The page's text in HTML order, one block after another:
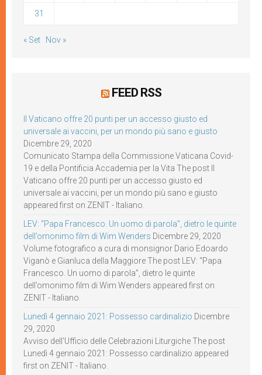
31
« Set Nov »
FEED RSS
Il Vaticano offre 20 punti per un accesso giusto ed
universale ai vaccini, per un mondo più sano e giusto
Dicembre 29, 2020
Comunicato Stampa della Commissione Vaticana Covid-
19 e della Pontificia Accademia per la Vita The post Il
Vaticano offre 20 punti per un accesso giusto ed
universale ai vaccini, per un mondo più sano e giusto
appeared first on ZENIT - Italiano.
LEV: “Papa Francesco. Un uomo di parola”, dietro le quinte
dell’omonimo film di Wim Wenders Dicembre 29, 2020
Volume fotografico a cura di monsignor Dario Edoardo
Viganò e Gianluca della Maggiore The post LEV: “Papa
Francesco. Un uomo di parola”, dietro le quinte
dell’omonimo film di Wim Wenders appeared first on
ZENIT - Italiano.
Lunedì 4 gennaio 2021: Possesso cardinalizio Dicembre
29, 2020
Avviso dell’Ufficio delle Celebrazioni Liturgiche The post
Lunedì 4 gennaio 2021: Possesso cardinalizio appeared
first on ZENIT - Italiano.